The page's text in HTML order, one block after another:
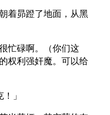
着昴蹬了地面，从黑
忙碌啊。（你们这
权利强奸魔。可以给
」